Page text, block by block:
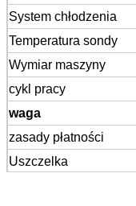
System chłodzenia
Temperatura sondy
Wymiar maszyny
cykl pracy
waga
zasady płatności
Uszczelka